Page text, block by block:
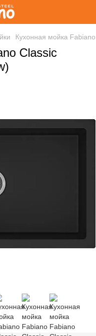
Кухонная мойка
Classic